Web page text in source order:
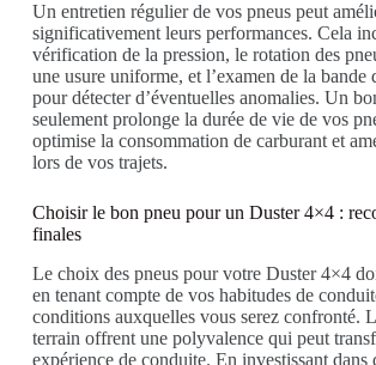
Un entretien régulier de vos pneus peut
significativement leurs performances. Cela
vérification de la pression, le rotation des
une usure uniforme, et l’examen de la bande
pour détecter d’éventuelles anomalies. Un
seulement prolonge la durée de vie de vos
optimise la consommation de carburant et
lors de vos trajets.
Choisir le bon pneu pour un Duster 4×4 :
finales
Le choix des pneus pour votre Duster 4×4
en tenant compte de vos habitudes de
conditions auxquelles vous serez confronté.
terrain offrent une polyvalence qui peut
expérience de conduite. En investissant dans